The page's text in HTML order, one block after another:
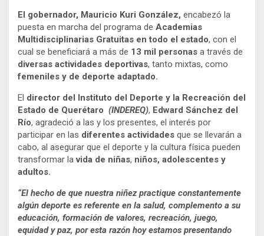
El gobernador, Mauricio Kuri González, encabezó la
puesta en marcha del programa de Academias
Multidisciplinarias Gratuitas en todo el estado, con el
cual se beneficiará a más de 13 mil personas a través de
diversas actividades deportivas, tanto mixtas, como
femeniles y de deporte adaptado.
El director del Instituto del Deporte y la Recreación del
Estado de Querétaro (INDEREQ), Edward Sánchez del
Río, agradeció a las y los presentes, el interés por
participar en las diferentes actividades que se llevarán a
cabo, al asegurar que el deporte y la cultura física pueden
transformar la vida de niñas, niños, adolescentes y
adultos.
“El hecho de que nuestra niñez practique constantemente
algún deporte es referente en la salud, complemento a su
educación, formación de valores, recreación, juego,
equidad y paz, por esta razón hoy estamos presentando